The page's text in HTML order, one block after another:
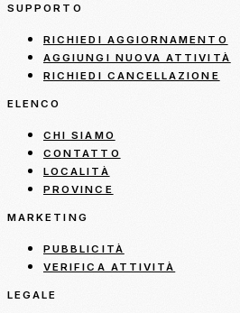
SUPPORTO
RICHIEDI AGGIORNAMENTO
AGGIUNGI NUOVA ATTIVITÀ
RICHIEDI CANCELLAZIONE
ELENCO
CHI SIAMO
CONTATTO
LOCALITÀ
PROVINCE
MARKETING
PUBBLICITÀ
VERIFICA ATTIVITÀ
LEGALE